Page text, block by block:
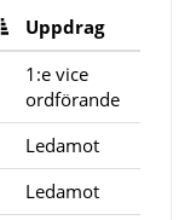
Uppdrag
1:e vice
ordförande
Ledamot
Ledamot